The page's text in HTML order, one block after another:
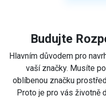
Budujte
Hlavním důvodem pro
vaší značky. Musíte
oblíbenou značku
Proto je pro vás životně